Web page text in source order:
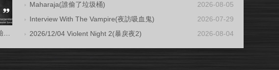
Maharaja(誰偷了垃圾桶)
2026-08-05
Interview With The Vampire(夜訪吸血鬼)
2026-07-29
2026/12/04 Violent Night 2(暴戾夜2)
2026-08-04